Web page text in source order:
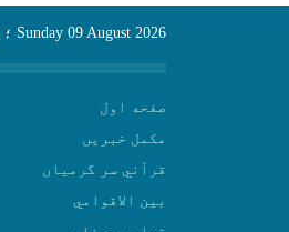
Sunday 09 August 2026 ؛
صفحه اول
مکمل خبریں
قرآني سر گرمياں
بين الاقوامي